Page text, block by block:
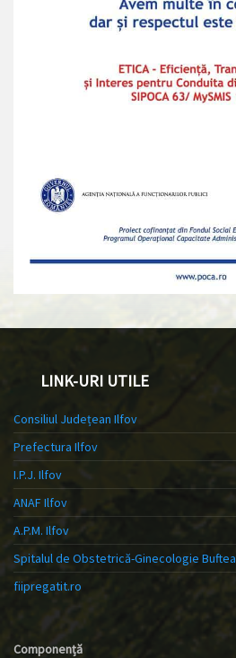
LINK-URI UTILE
Consiliul Județean Ilfov
Prefectura Ilfov
I.P.J. Ilfov
ANAF Ilfov
A.P.M. Ilfov
Spitalul de Obstetrică-Ginecologie Buftea
fiipregatit.ro
Componență